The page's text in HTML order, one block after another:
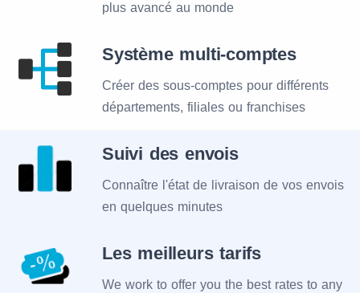
plus avancé au monde
Système multi-comptes
Créer des sous-comptes pour différents
départements, filiales ou franchises
Suivi des envois
Connaître l'état de livraison de vos envois
en quelques minutes
Les meilleurs tarifs
We work to offer you the best rates to any